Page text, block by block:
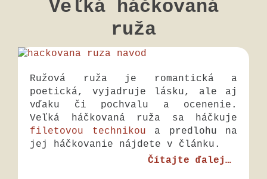
Veľká háčkovaná
ruža
Ružová ruža je romantická a
poetická, vyjadruje lásku, ale aj
vďaku či pochvalu a ocenenie.
Veľká háčkovaná ruža sa háčkuje
filetovou technikou a predlohu na
jej háčkovanie nájdete v článku.
Čítajte ďalej…